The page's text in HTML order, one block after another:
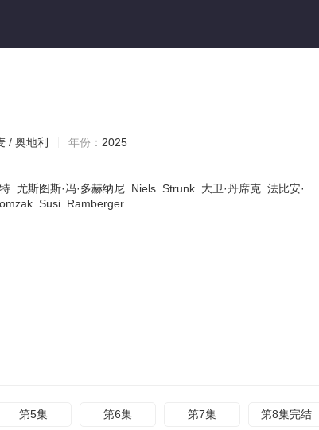
/ 奥地利 年份： 2025
尤斯图斯·冯·多赫纳尼 Niels Strunk 大卫·丹席克 法比安·
Susi Ramberger
第5集 第6集 第7集 第8集完结